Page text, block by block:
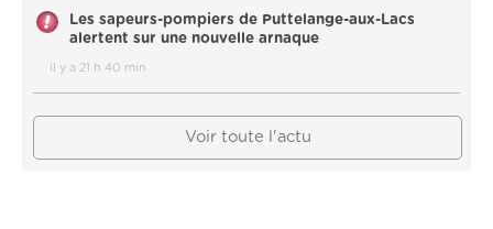
Les sapeurs-pompiers de Puttelange-aux-Lacs
alertent sur une nouvelle arnaque
il y a 21 h 40 min
Voir toute l'actu